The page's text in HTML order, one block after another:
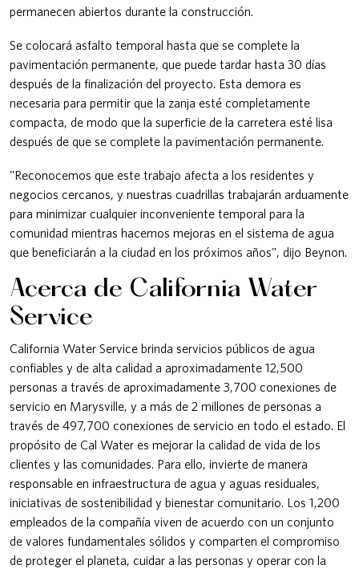
permanecen abiertos durante la construcción.
Se colocará asfalto temporal hasta que se complete la
pavimentación permanente, que puede tardar hasta 30 días
después de la finalización del proyecto. Esta demora es
necesaria para permitir que la zanja esté completamente
compacta, de modo que la superficie de la carretera esté lisa
después de que se complete la pavimentación permanente.
"Reconocemos que este trabajo afecta a los residentes y
negocios cercanos, y nuestras cuadrillas trabajarán arduamente
para minimizar cualquier inconveniente temporal para la
comunidad mientras hacemos mejoras en el sistema de agua
que beneficiarán a la ciudad en los próximos años", dijo Beynon.
Acerca de California Water
Service
California Water Service brinda servicios públicos de agua
confiables y de alta calidad a aproximadamente 12,500
personas a través de aproximadamente 3,700 conexiones de
servicio en Marysville, y a más de 2 millones de personas a
través de 497,700 conexiones de servicio en todo el estado. El
propósito de Cal Water es mejorar la calidad de vida de los
clientes y las comunidades. Para ello, invierte de manera
responsable en infraestructura de agua y aguas residuales,
iniciativas de sostenibilidad y bienestar comunitario. Los 1,200
empleados de la compañía viven de acuerdo con un conjunto
de valores fundamentales sólidos y comparten el compromiso
de proteger el planeta, cuidar a las personas y operar con la